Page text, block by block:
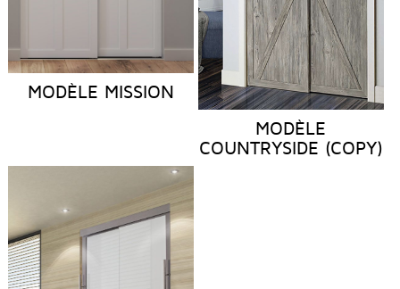
MODÈLE MISSION
MODÈLE
COUNTRYSIDE (COPY)